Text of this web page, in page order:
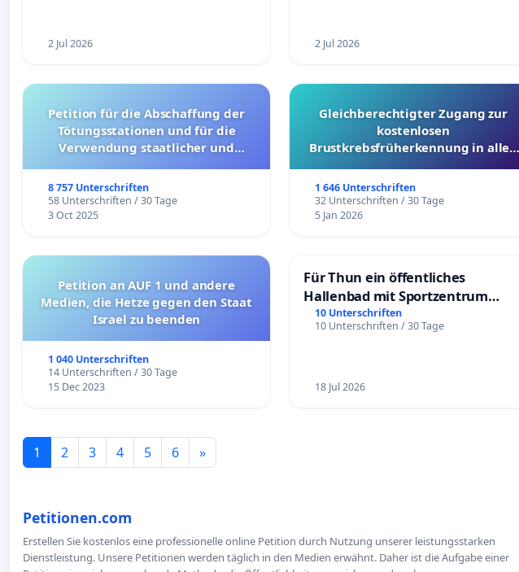
2 Jul 2026 2 Jul 2026
Petition für die Abschaffung der
Tötungsstationen und für die
Verwendung staatlicher und
8 757 Unterschriften
58 Unterschriften / 30 Tage
3 Oct 2025
Gleichberechtigter Zugang zur
kostenlosen
Brustkrebsfrüherkennung in allen
1 646 Unterschriften
32 Unterschriften / 30 Tage
5 Jan 2026
Petition an AUF 1 und andere
Medien, die Hetze gegen den Staat
Israel zu beenden
1 040 Unterschriften
14 Unterschriften / 30 Tage
15 Dec 2023
Für Thun ein öffentliches
Hallenbad mit Sportzentrum
schaffen
10 Unterschriften
10 Unterschriften / 30 Tage
18 Jul 2026
1 2 3 4 5 6 »
Petitionen.com
Erstellen Sie kostenlos eine professionelle online Petition durch Nutzung unserer leistungsstarken
Dienstleistung. Unsere Petitionen werden täglich in den Medien erwähnt. Daher ist die Aufgabe einer